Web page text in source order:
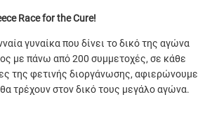
Race for the Cure!
γυναίκα που δίνει το δικό της αγώνα
με πάνω από 200 συμμετοχές, σε κάθε
της φετινής διοργάνωσης, αφιερώνουμε
τρέχουν στον δικό τους μεγάλο αγώνα.